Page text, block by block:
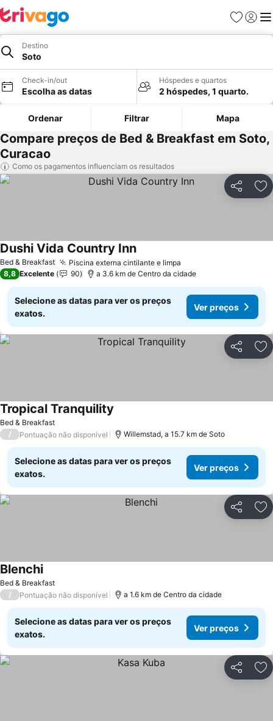
Favoritos
Iniciar
Destino
Soto
Check-in/out
Escolha as datas
Hóspedes e quartos
2 hóspedes, 1 quarto.
Ordenar Filtrar Mapa
Compare preços de Bed & Breakfast em Soto,
Curacao
Como os pagamentos influenciam os resultados
Partilhar
Bed & Breakfast Piscina externa cintilante e limpa
Dushi Vida Country InnVer preços
8,8 Excelente 90 a 3.6 km de Centro da cidade
Selecione as datas para ver os preços
exatos.
Ver preços
Partilhar
Bed & Breakfast
Tropical Tranquility
/ Pontuação não disponível Willemstad, a 15.7 km de Soto
Selecione as datas para ver os preços
exatos.
Ver preços
Partilhar
Bed & Breakfast
BlenchiVer preços
/ Pontuação não disponível a 1.6 km de Centro da cidade
Selecione as datas para ver os preços
exatos.
Ver preços
Partilhar